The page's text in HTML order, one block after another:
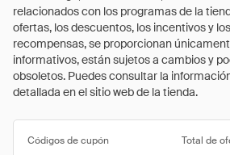
relacionados con los programas de la
ofertas, los descuentos, los incentivos y
recompensas, se proporcionan
informativos, están sujetos a cambios y
obsoletos. Puedes consultar la
detallada en el sitio web de la tienda.
Códigos de cupón Total de